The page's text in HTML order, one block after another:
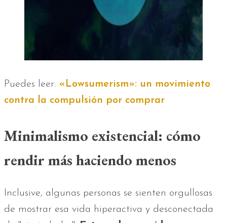
Puedes leer: «Lowsumerism»: un movimiento
contra la compulsión por comprar
Minimalismo existencial: cómo
rendir más haciendo menos
Inclusive, algunas personas se sienten orgullosas
de mostrar esa vida hiperactiva y desconectada